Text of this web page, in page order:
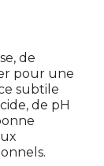
de
pour une
subtile
de pH